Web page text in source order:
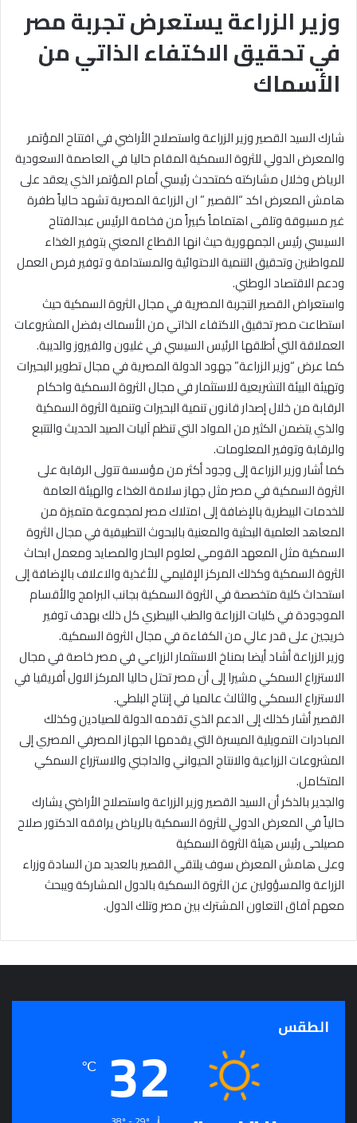
وزير الزراعة يستعرض تجربة مصر
في تحقيق الاكتفاء الذاتي من
الأسماك
شارك السيد القصير وزير الزراعة واستصلاح الأراضي في افتتاح المؤتمر
والمعرض الدولي للثروة السمكية المقام حاليا في العاصمة السعودية
الرياض وخلال مشاركته كمتحدث رئيسي أمام المؤتمر الذي يعقد على
هامش المعرض اكد “القصير ” ان الزراعة المصرية تشهد حالياً طفرة
غير مسبوقة وتلقى اهتماماً كبيراً من فخامة الرئيس عبدالفتاح
السيسي رئيس الجمهورية حيث انها القطاع المعني بتوفير الغذاء
للمواطنين وتحقيق التنمية الاحتوائية والمستدامة و توفير فرص العمل
ودعم الاقتصاد الوطني.
واستعراض القصير التجربة المصرية في مجال الثروة السمكية حيث
استطاعت مصر تحقيق الاكتفاء الذاتي من الأسماك بفضل المشروعات
العملاقة التي أطلقها الرئيس السيسي في غليون والفيروز والديبة.
كما عرض “وزير الزراعة” جهود الدولة المصرية في مجال تطوير البحيرات
وتهيئة البيئة التشريعية للاستثمار في مجال الثروة السمكية واحكام
الرقابة من خلال إصدار قانون تنمية البحيرات وتنمية الثروة السمكية
والذي يتضمن الكثير من المواد التي تنظم آليات الصيد الحديث والتتبع
والرقابة وتوفير المعلومات.
كما أشار وزير الزراعة إلى وجود أكثر من مؤسسة تتولى الرقابة على
الثروة السمكية في مصر مثل جهاز سلامة الغذاء والهيئة العامة
للخدمات البيطرية بالإضافة إلى امتلاك مصر لمجموعة متميزة من
المعاهد العلمية البحثية والمعنية بالبحوث التطبيقية في مجال الثروة
السمكية مثل المعهد القومي لعلوم البحار والمصايد ومعمل ابحاث
الثروة السمكية وكذلك المركز الإقليمي للأغذية والاعلاف بالإضافة إلى
استحداث كلية متخصصة في الثروة السمكية بجانب البرامج والأقسام
الموجودة في كليات الزراعة والطب البيطري كل ذلك بهدف توفير
خريجين على قدر عالي من الكفاءة في مجال الثروة السمكية.
وزير الزراعة أشاد أيضا بمناخ الاستثمار الزراعي في مصر خاصة في مجال
الاستزراع السمكي مشيرا إلى أن مصر تحتل حاليا المركز الاول أفريقيا في
الاستزراع السمكي والثالث عالميا في إنتاج البلطي.
القصير أشار كذلك إلى الدعم الذي تقدمه الدولة للصيادين وكذلك
المبادرات التمويلية الميسرة التي يقدمها الجهاز المصرفي المصري إلى
المشروعات الزراعية والانتاج الحيواني والداجني والاستزراع السمكي
المتكامل.
والجدير بالذكر أن السيد القصير وزير الزراعة واستصلاح الأراضي يشارك
حالياً في المعرض الدولي للثروة السمكية بالرياض يرافقه الدكتور صلاح
مصيلحى رئيس هيئة الثروة السمكية
وعلى هامش المعرض سوف يلتقي القصير بالعديد من السادة وزراء
الزراعة والمسؤولين عن الثروة السمكية بالدول المشاركة ويبحث
معهم آفاق التعاون المشترك بين مصر وتلك الدول.
الطقس 32
℃